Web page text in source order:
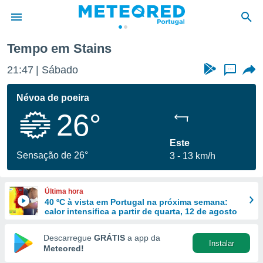
da
foi
fornecidas
a este
das
e
forma
digital
Tempo em Stains
21:47 Sábado ...
Névoa de poeira
26°
Sensação de 26°
Este
3
13 km/h
Última hora
40 ºC à vista em Portugal na próxima semana:
calor intensifica a partir de quarta, 12 de agosto
Descarregue GRÁTIS a app da
Meteored!
Instalar